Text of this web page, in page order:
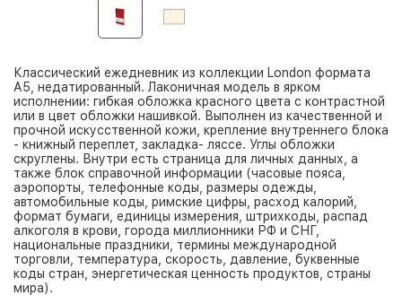
Классический ежедневник из коллекции London формата
А5, недатированный. Лаконичная модель в ярком
исполнении: гибкая обложка красного цвета с контрастной
или в цвет обложки нашивкой. Выполнен из качественной и
прочной искусственной кожи, крепление внутреннего блока
- книжный переплет, закладка- ляссе. Углы обложки
скруглены. Внутри есть страница для личных данных, а
также блок справочной информации (часовые пояса,
аэропорты, телефонные коды, размеры одежды,
автомобильные коды, римские цифры, расход калорий,
формат бумаги, единицы измерения, штрихкоды, распад
алкоголя в крови, города миллионники РФ и СНГ,
национальные праздники, термины международной
торговли, температура, скорость, давление, буквенные
коды стран, энергетическая ценность продуктов, страны
мира).